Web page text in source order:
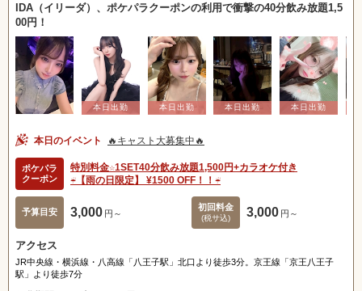
IDA（イリーダ）、ポケパラクーポンの利用で衝撃の40分飲み放題1,5
00円！
本日のイベント 🔥キャスト大募集中🔥
ポケパラ
クーポン
特別料金☆1SET40分飲み放題1,500円+カラオケ付き
☔️【雨の日限定】 ¥1500 OFF！！☔️
予算目安 3,000 円～
初回料金
(税サ込) 3,000 円～
アクセス
JR中央線・横浜線・八高線「八王子駅」北口より徒歩3分。京王線「京王八王子
駅」より徒歩7分